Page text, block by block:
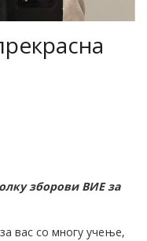
зборови ВИЕ за
вас со многу учење,